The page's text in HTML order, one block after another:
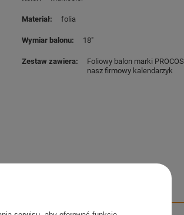
Materiał folia
Wymiar balonu 18"
Zestaw zawiera
Foliowy balon marki PROCOS
nasz firmowy kalendarzyk